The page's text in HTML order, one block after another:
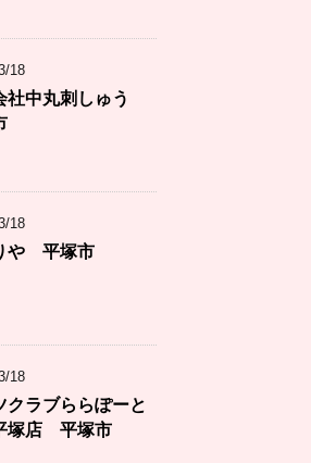
18
社中丸刺しゅう
18
や 平塚市
18
クラブららぽーと
塚店 平塚市